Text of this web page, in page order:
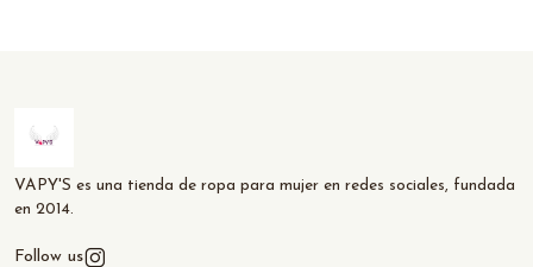
VAPY'S es una tienda de ropa para mujer en redes sociales, fundada
en 2014.
Follow us